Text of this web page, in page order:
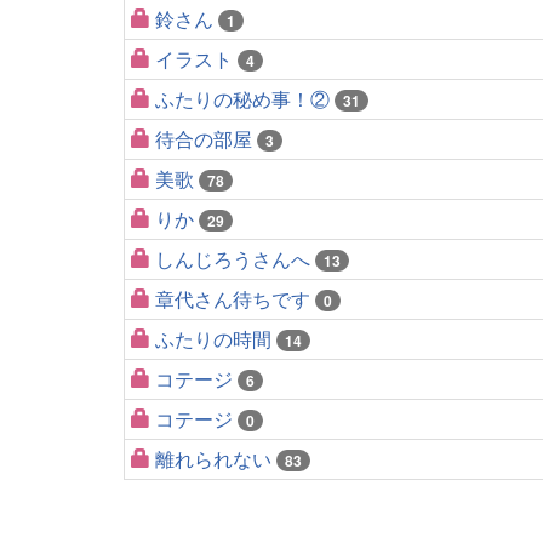
鈴さん
1
イラスト
4
ふたりの秘め事！②
31
待合の部屋
3
美歌
78
りか
29
しんじろうさんへ
13
章代さん待ちです
0
ふたりの時間
14
コテージ
6
コテージ
0
離れられない
83